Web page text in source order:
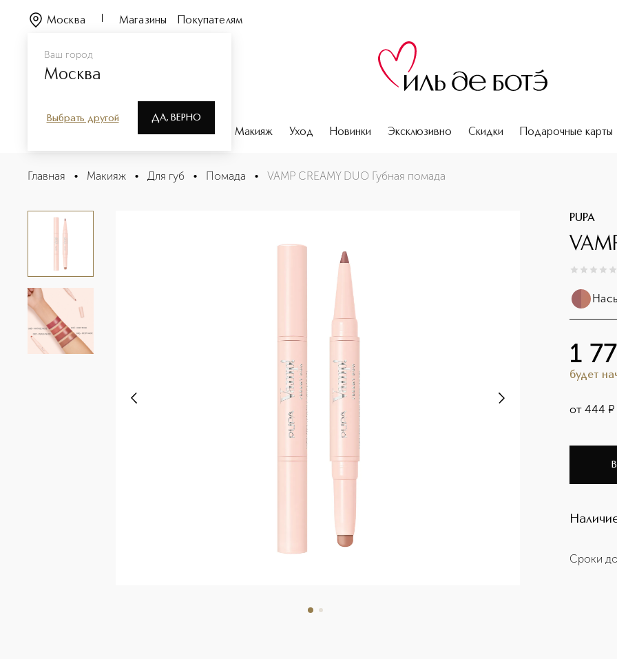
Ваш город
Москва
Выбрать другой ДА, ВЕРНО
Москва Магазины Покупателям
Парфюмерия Макияж Уход Новинки Эксклюзивно Скидки Подарочные карты
VAMP CREAMY DUO Губная помада
Описание
Главная • Макияж • Для губ • Помада • VAMP CREAMY DUO Губная помада
PUPA
0из 0
1
будет
от444 ¤
Сроки